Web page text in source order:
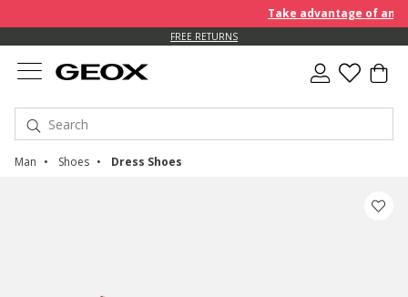
Take advantage of an
FREE RETURNS
Man Shoes Dress Shoes